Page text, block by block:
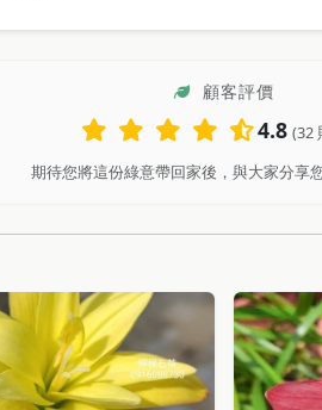
顧客評價
4.8 (32
期待您將這份綠意帶回家後，與大家分享